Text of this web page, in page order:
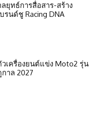
ยุทธ์การสื่อสาร-สร้าง
รนด์ชู Racing DNA
วเครื่องยนต์แข่ง Moto2 รุ่น
าล 2027